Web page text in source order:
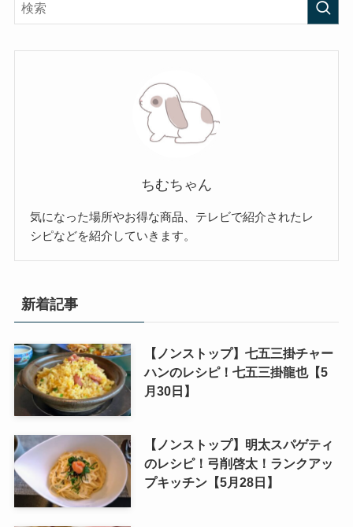
ちむちゃん
気になった場所やお得な商品、テレビで紹介されたレ
シピなどを紹介していきます。
新着記事
【ノンストップ】七五三掛チャー
ハンのレシピ！七五三掛龍也【5
月30日】
【ノンストップ】明太スパゲティ
のレシピ！弓削啓太！ランクアッ
プキッチン【5月28日】